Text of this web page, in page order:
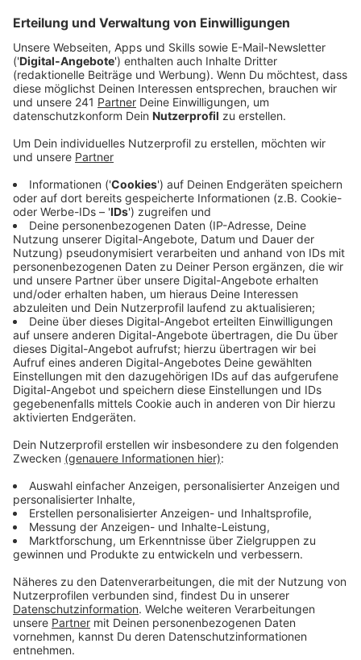
Anzeige
Jeder zweite Mensch zwischen 16 und 30 Jahren in
Deutschland fühlt sich einsam. Das zeigt eine aktuelle
Studie der Bertelsmann-Stiftung. Die Stadt hat nun
auf Anfrage der CDU angekündigt: Es soll in Zukunft
Erwachsene geben.
Anzeige
Mögliche Maßnahmen und Einschränkungen
Anzeige
Grundsätzlich existieren schon viele Angebote, so die
Stadt. Allerdings richten sich die überwiegend an
ältere Menschen in Leverkusen. Für Jüngere sieht es
mau aus, das will die Stadt ändern. Als mögliche neue
Angebote nennt die Stadt zum Beispiel eine spezielle
Einsamkeitssprechstunde und Aktionstage in Schulen.
Außerdem will sie verstärkt darauf aufmerksam
machen, wo man Kontakte knüpfen könnte, zum
Beispiel durch ein Ehrenamt. Allerdings schränkt die
Verwaltung mit Blick auf die Haushaltslage ein: Man
habe nur begrenzte Mittel, die man möglichst effizient
einsetzen müsse.
Anzeige